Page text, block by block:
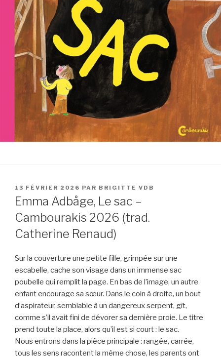
PUBLIÉ
LE
13 FÉVRIER 2026 PAR BRIGITTE VDB
Emma Adbåge, Le sac –
Cambourakis 2026 (trad.
Catherine Renaud)
Sur la couverture une petite fille, grimpée sur une
escabelle, cache son visage dans un immense sac
poubelle qui remplit la page. En bas de l’image, un autre
enfant encourage sa sœur. Dans le coin à droite, un bout
d’aspirateur, semblable à un dangereux serpent, gît,
comme s’il avait fini de dévorer sa dernière proie. Le titre
prend toute la place, alors qu’il est si court : le sac.
Nous entrons dans la pièce principale : rangée, carrée,
tous les sens racontent la même chose, les parents ont